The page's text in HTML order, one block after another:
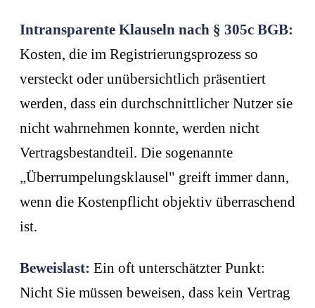
Intransparente Klauseln nach § 305c BGB:
Kosten, die im Registrierungsprozess so
versteckt oder unübersichtlich präsentiert
werden, dass ein durchschnittlicher Nutzer sie
nicht wahrnehmen konnte, werden nicht
Vertragsbestandteil. Die sogenannte
„Überrumpelungsklausel" greift immer dann,
wenn die Kostenpflicht objektiv überraschend
ist.
Beweislast: Ein oft unterschätzter Punkt:
Nicht Sie müssen beweisen, dass kein Vertrag